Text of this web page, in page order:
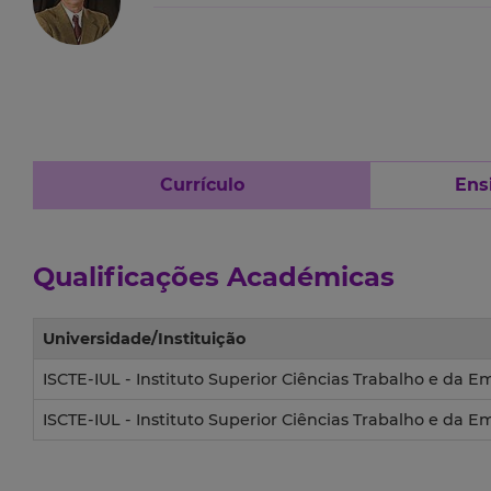
Currículo
Qualificações Académicas
Universidade/Instituição
ISCTE-IUL - Instituto Superior Ciências Trabalho e da
ISCTE-IUL - Instituto Superior Ciências Trabalho e da